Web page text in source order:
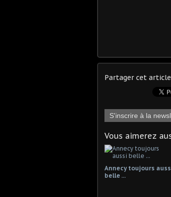
Partager cet article
S'inscrire à la
Vous aimerez
Annecy toujours
belle ...